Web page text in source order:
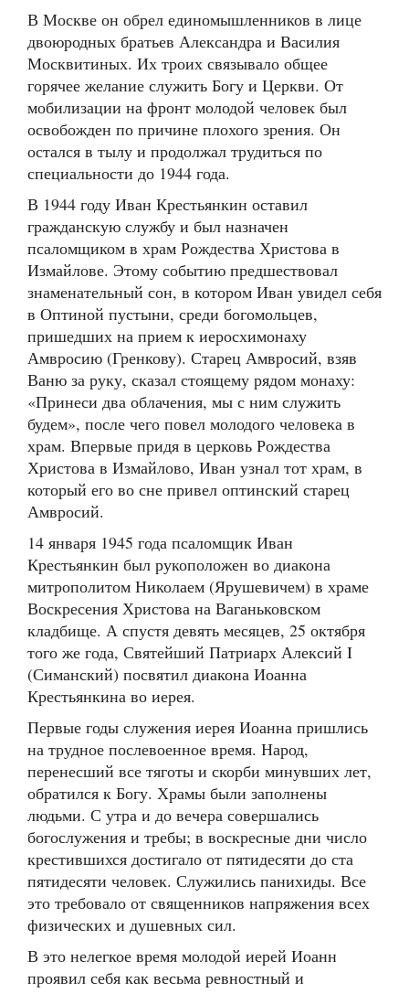
В Москве он обрел единомышленников в лице
двоюродных братьев Александра и Василия
Москвитиных. Их троих связывало общее
горячее желание служить Богу и Церкви. От
мобилизации на фронт молодой человек был
освобожден по причине плохого зрения. Он
остался в тылу и продолжал трудиться по
специальности до 1944 года.
В 1944 году Иван Крестьянкин оставил
гражданскую службу и был назначен
псаломщиком в храм Рождества Христова в
Измайлове. Этому событию предшествовал
знаменательный сон, в котором Иван увидел себя
в Оптиной пустыни, среди богомольцев,
пришедших на прием к иеросхимонаху
Амвросию (Гренкову). Старец Амвросий, взяв
Ваню за руку, сказал стоящему рядом монаху:
«Принеси два облачения, мы с ним служить
будем», после чего повел молодого человека в
храм. Впервые придя в церковь Рождества
Христова в Измайлово, Иван узнал тот храм, в
который его во сне привел оптинский старец
Амвросий.
14 января 1945 года псаломщик Иван
Крестьянкин был рукоположен во диакона
митрополитом Николаем (Ярушевичем) в храме
Воскресения Христова на Ваганьковском
кладбище. А спустя девять месяцев, 25 октября
того же года, Святейший Патриарх Алексий I
(Симанский) посвятил диакона Иоанна
Крестьянкина во иерея.
Первые годы служения иерея Иоанна пришлись
на трудное послевоенное время. Народ,
перенесший все тяготы и скорби минувших лет,
обратился к Богу. Храмы были заполнены
людьми. С утра и до вечера совершались
богослужения и требы; в воскресные дни число
крестившихся достигало от пятидесяти до ста
пятидесяти человек. Служились панихиды. Все
это требовало от священников напряжения всех
физических и душевных сил.
В это нелегкое время молодой иерей Иоанн
проявил себя как весьма ревностный и